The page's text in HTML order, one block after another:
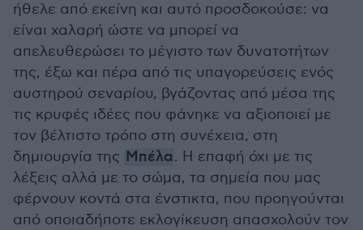
ήθελε από εκείνη και αυτό προσδοκούσε: να
είναι χαλαρή ώστε να μπορεί να
απελευθερώσει το μέγιστο των δυνατοτήτων
της, έξω και πέρα από τις υπαγορεύσεις ενός
αυστηρού σεναρίου, βγάζοντας από μέσα της
τις κρυφές ιδέες που φάνηκε να αξιοποιεί με
τον βέλτιστο τρόπο στη συνέχεια, στη
δημιουργία της Μπέλα. Η επαφή όχι με τις
λέξεις αλλά με το σώμα, τα σημεία που μας
φέρνουν κοντά στα ένστικτα, που προηγούνται
από οποιαδήποτε εκλογίκευση απασχολούν τον